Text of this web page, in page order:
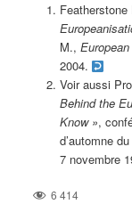
M.,
2004.
Voir aussi
Behind the
Know »,
d’automne
7 novembre
6 414